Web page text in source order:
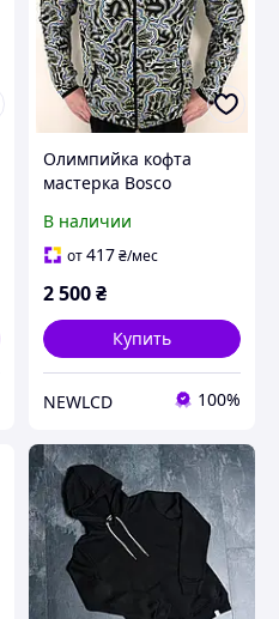
Олимпийка кофта
мастерка Bosco
классик 2026/27 /
классик
В наличии
от417₴/мес
2 500₴
Купить
NEWLCD 100%